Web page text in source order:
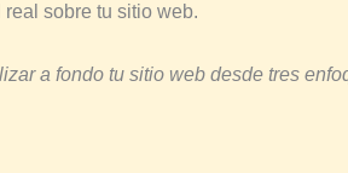
sobre tu sitio web.
a fondo tu sitio web desde tres